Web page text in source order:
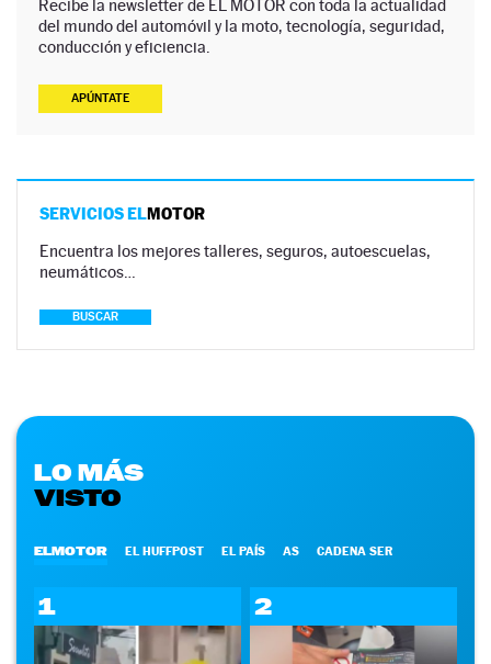
Recibe la newsletter de EL MOTOR con toda la actualidad
del mundo del automóvil y la moto, tecnología, seguridad,
conducción y eficiencia.
APÚNTATE
SERVICIOS ELMOTOR
Encuentra los mejores talleres, seguros, autoescuelas,
neumáticos…
BUSCAR
LO MÁS
VISTO
ELMOTOR EL HUFFPOST EL PAÍS AS CADENA SER
1 2